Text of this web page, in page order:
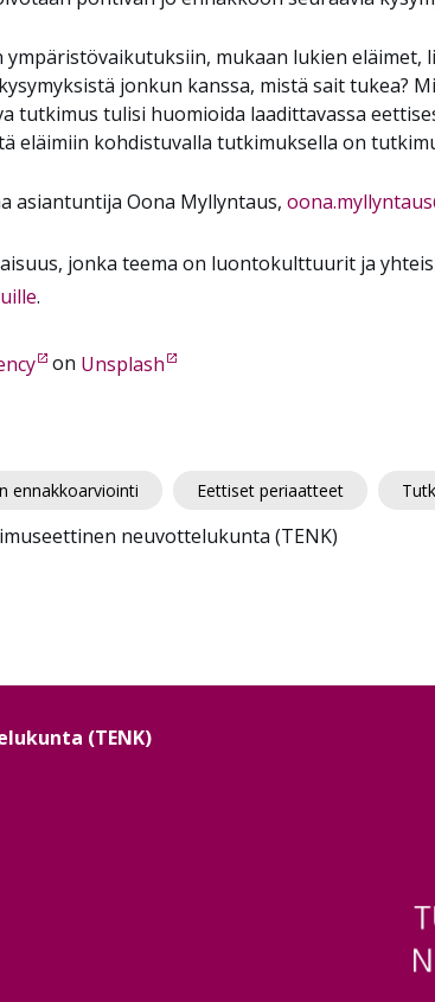
mukaan lukien
jonkun kanssa, mistä sait tukea?
tutkimus tulisi huomioida laadittavassa
eläimiin kohdistuvalla tutkimuksella on
asiantuntija Oona Myllyntaus,
jonka teema on luontokulttuurit ja
.
on Unsplash
ennakkoarviointi Eettiset periaatteet
neuvottelukunta (TENK)
(TENK)